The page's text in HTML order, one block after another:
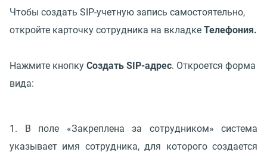
Чтобы создать SIP-учетную запись самостоятельно,
откройте карточку сотрудника на вкладке Телефония.
Нажмите кнопку Создать SIP-адрес. Откроется форма
вида:
1. В поле «Закреплена за сотрудником» система
указывает имя сотрудника, для которого создается